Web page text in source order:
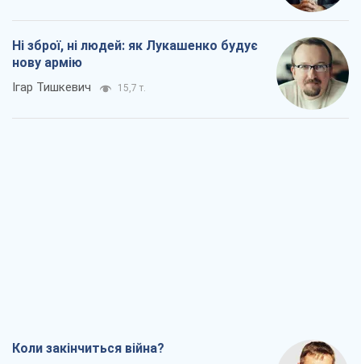
Ні зброї, ні людей: як Лукашенко будує
нову армію
Ігар Тишкевич 15,7 т.
Коли закінчиться війна?